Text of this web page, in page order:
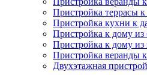
Пристройка террасы
Пристройка кухни к
Пристройка к дому из
Пристройка к дому из
Пристройка веранды
Двухэтажная